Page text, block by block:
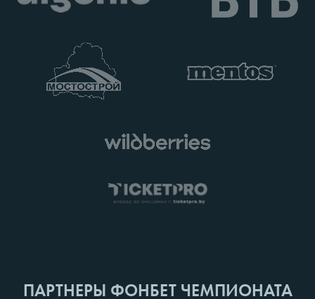
ПАРТНЕРЫ ФОНБЕТ ЧЕМПИОНАТА